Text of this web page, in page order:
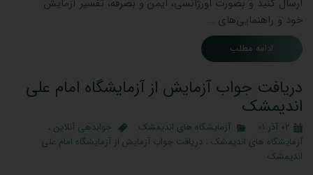
ارسال کنید و بصورت اورژانسی، ایمن و بصرفه، تفسیر آزمایش
خود و راهنمایی‌های …
ادامه مطلب
دریافت جواب آزمایش از آزمایشگاه امام علی
اندیمشک
۰۲ آذر ۰۱ آزمایشگاه های اندیمشک جوابدهی آنلاین ،
آزمایشگاه های اندیمشک ، دریافت جواب آزمایش از آزمایشگاه امام علی
اندیمشک